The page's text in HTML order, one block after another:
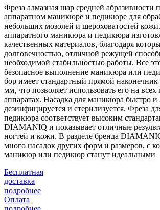
Фреза алмазная шар средней абразивности
аппаратном маникюре и педикюре для
небольших мозолей и шероховатостей
аппаратного маникюра и педикюра
качественных материалов, благодаря
долговечностью, отличной режущей
необходимой стабильностью работы. Все
безопасное выполнение маникюра или
бор имеет стандартный прямой
мм, что позволяет использовать его на
аппаратах. Насадка для маникюра быстро и
дезинфицируется и стерилизуется. Фреза
педикюра соответствует высоким
DIAMANIQ и показывает отличные
ногтей и кожи. В разделе бренда
много насадок других форм и размеров, с
маникюр или педикюр станут идеальными
Бесплатная
доставка
подробнее
Оплата